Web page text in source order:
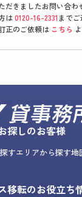
だきましたお問い合わ
は0120-16-2331 までご
正のご依頼は こちら
探しのお客様
すエリアから探す地
移転のお役立ち